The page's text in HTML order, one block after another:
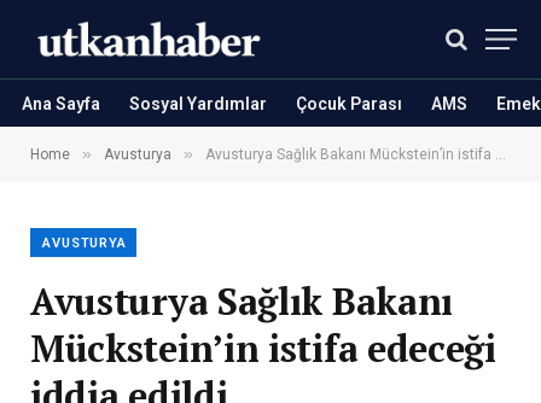
Ana Sayfa Sosyal Yardımlar Çocuk Parası AMS
Home » Avusturya » Avusturya Sağlık Bakanı Mückstein’in istifa edeceği iddia edildi
AVUSTURYA
Avusturya Sağlık Bakanı
Mückstein’in istifa edeceği